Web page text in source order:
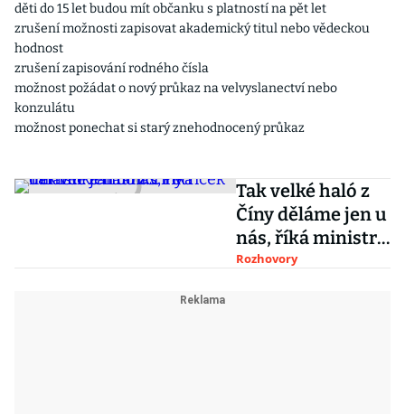
děti do 15 let budou mít občanku s platností na pět let
zrušení možnosti zapisovat akademický titul nebo vědeckou
hodnost
zrušení zapisování rodného čísla
možnost požádat o nový průkaz na velvyslanectví nebo
konzulátu
možnost ponechat si starý znehodnocený průkaz
Tak velké haló z
Číny děláme jen u
nás, říká ministr
zahraničí Petříček
Rozhovory